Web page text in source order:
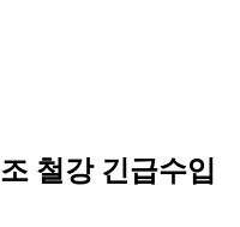
철강 긴급수입